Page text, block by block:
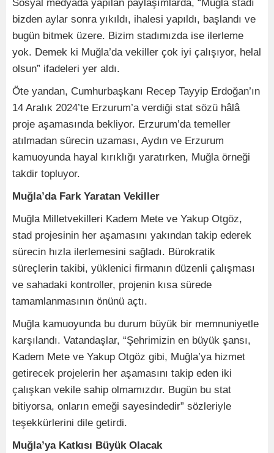
Sosyal medyada yapılan paylaşımlarda, “Muğla stadı
bizden aylar sonra yıkıldı, ihalesi yapıldı, başlandı ve
bugün bitmek üzere. Bizim stadımızda ise ilerleme
yok. Demek ki Muğla’da vekiller çok iyi çalışıyor, helal
olsun” ifadeleri yer aldı.
Öte yandan, Cumhurbaşkanı Recep Tayyip Erdoğan’ın
14 Aralık 2024’te Erzurum’a verdiği stat sözü hâlâ
proje aşamasında bekliyor. Erzurum’da temeller
atılmadan sürecin uzaması, Aydın ve Erzurum
kamuoyunda hayal kırıklığı yaratırken, Muğla örneği
takdir topluyor.
Muğla’da Fark Yaratan Vekiller
Muğla Milletvekilleri Kadem Mete ve Yakup Otgöz,
stad projesinin her aşamasını yakından takip ederek
sürecin hızla ilerlemesini sağladı. Bürokratik
süreçlerin takibi, yüklenici firmanın düzenli çalışması
ve sahadaki kontroller, projenin kısa sürede
tamamlanmasının önünü açtı.
Muğla kamuoyunda bu durum büyük bir memnuniyetle
karşılandı. Vatandaşlar, “Şehrimizin en büyük şansı,
Kadem Mete ve Yakup Otgöz gibi, Muğla’ya hizmet
getirecek projelerin her aşamasını takip eden iki
çalışkan vekile sahip olmamızdır. Bugün bu stat
bitiyorsa, onların emeği sayesindedir” sözleriyle
teşekkürlerini dile getirdi.
Muğla’ya Katkısı Büyük Olacak